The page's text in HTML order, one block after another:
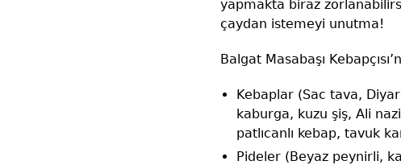
yapmakta biraz
çaydan istemeyi unutma!
Balgat Masabaşı
Kebaplar (Sac tava,
kaburga, kuzu şiş, Ali
patlıcanlı kebap, tavuk
Pideler (Beyaz peynirli,